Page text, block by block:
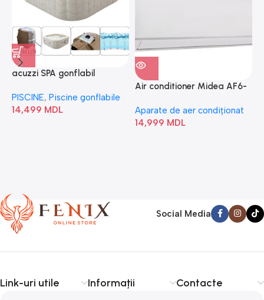
acuzzi SPA gonflabil
Bubble” 28446
PISCINE, Piscine gonflabile
14,499 MDL
Air conditioner Midea AF6-
Aparate de aer condiționat
14,999 MDL
Social Media
Link-uri utile Informații Contacte